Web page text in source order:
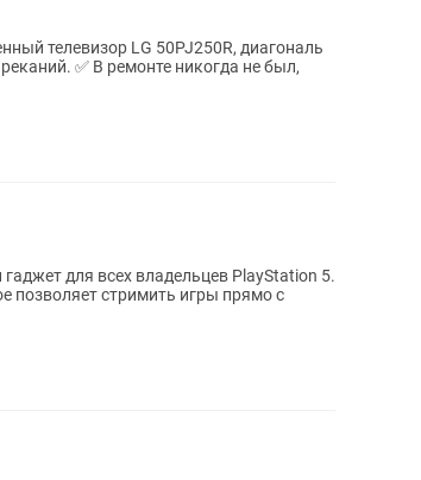
для всех владельцев PlayStation 5.
позволяет стримить игры прямо с